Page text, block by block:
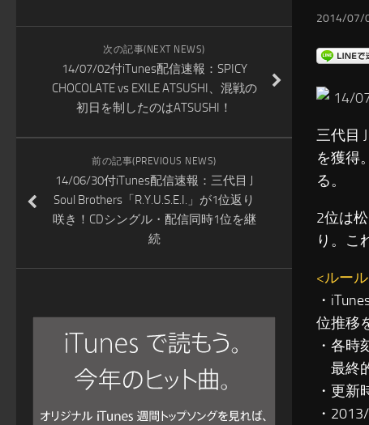
2014/07/
14/
三代目
を獲得
る。
2位は
り。こ
<ルー
・
位推移
・各時
最終
・更新
・
次の記事(NEXT NEWS)
14/07/02付iTunes配信速報：SPICY
CHOCOLATE vs EXILE ATSUSHI、混戦の
初日を制したのはATSUSHI！
前の記事(PREVIOUS NEWS)
14/06/30付iTunes配信速報：三代目 J
Soul Brothers「R.Y.U.S.E.I.」が1位返り
咲き！CDシングル・配信同時1位を継
続